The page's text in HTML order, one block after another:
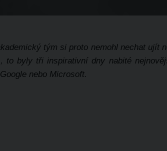
tým si proto nemohl nechat ujít
to byly tři inspirativní dny nabité
nebo Microsoft.